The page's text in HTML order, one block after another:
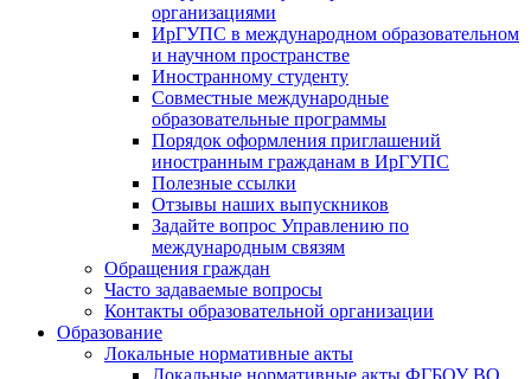
организациями
ИрГУПС в международном образовательном
и научном пространстве
Иностранному студенту
Совместные международные
образовательные программы
Порядок оформления приглашений
иностранным гражданам в ИрГУПС
Полезные ссылки
Отзывы наших выпускников
Задайте вопрос Управлению по
международным связям
Обращения граждан
Часто задаваемые вопросы
Контакты образовательной организации
Образование
Локальные нормативные акты
Локальные нормативные акты ФГБОУ ВО